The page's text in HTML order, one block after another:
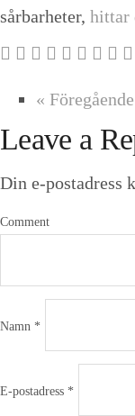
sårbarheter, hittar
«
Leave a
Din e-postadress
Comment
Namn *
E-postadress *